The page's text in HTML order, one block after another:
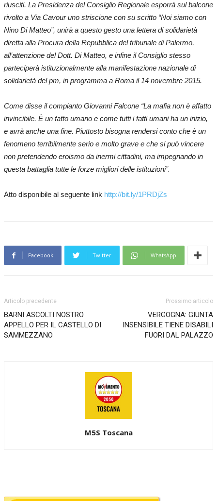
riusciti. La Presidenza del Consiglio Regionale esporrà sul balcone
rivolto a Via Cavour uno striscione con su scritto “Noi siamo con
Nino Di Matteo”, unirà a questo gesto una lettera di solidarietà
diretta alla Procura della Repubblica del tribunale di Palermo,
all’attenzione del Dott. Di Matteo, e infine il Consiglio stesso
parteciperà istituzionalmente alla manifestazione nazionale di
solidarietà del pm, in programma a Roma il 14 novembre 2015.
Come disse il compianto Giovanni Falcone “La mafia non è affatto
invincibile. È un fatto umano e come tutti i fatti umani ha un inizio,
e avrà anche una fine. Piuttosto bisogna rendersi conto che è un
fenomeno terribilmente serio e molto grave e che si può vincere
non pretendendo eroismo da inermi cittadini, ma impegnando in
questa battaglia tutte le forze migliori delle istituzioni”.
Atto disponibile al seguente link http://bit.ly/1PRDjZs
Facebook Twitter WhatsApp
Articolo precedente
BARNI ASCOLTI NOSTRO
APPELLO PER IL CASTELLO DI
SAMMEZZANO
Prossimo articolo
VERGOGNA: GIUNTA
INSENSIBILE TIENE DISABILI
FUORI DAL PALAZZO
M5S Toscana